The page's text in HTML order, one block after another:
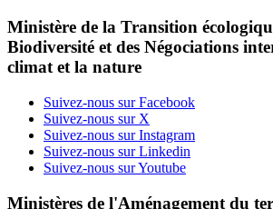
Ministère de la Transition
Biodiversité et des Négociations
climat et la nature
Suivez-nous sur Facebook
Suivez-nous sur X
Suivez-nous sur Instagram
Suivez-nous sur Linkedin
Suivez-nous sur Youtube
Ministères de l'Aménagement du